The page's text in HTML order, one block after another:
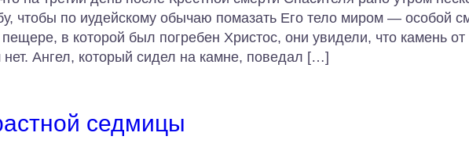
чтобы по иудейскому обычаю помазать Его тело миром — особой
в которой был погребен Христос, они увидели, что камень от
Ангел, который сидел на камне, поведал […]
седмицы